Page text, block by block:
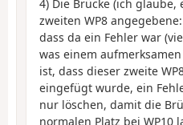
4) Die Brücke (ich
zweiten WP8
dass da ein Fehler war
was einem
ist, dass dieser zweite
eingefügt wurde, ein
nur löschen, damit die
normalen Platz bei WP10